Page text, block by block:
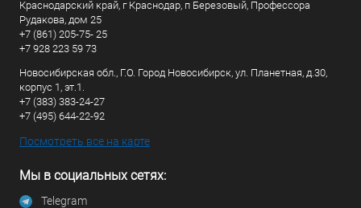
Краснодарский край, г Краснодар, п Березовый, Профессора
Рудакова, дом 25
+7 (861) 205-75- 25
+7 928 223 59 73
Новосибирская обл., Г.О. Город Новосибирск, ул. Планетная, д.30,
корпус 1, эт.1.
+7 (383) 383-24-27
+7 (495) 644-22-92
Посмотреть все на карте
Мы в социальных сетях:
Telegram